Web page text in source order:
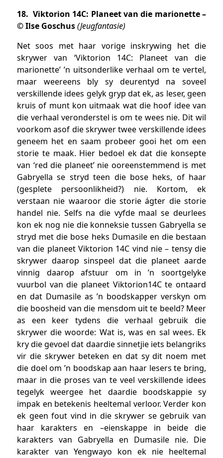
18. Viktorion 14C: Planeet van die marionette –
© Ilse Goschus(Jeugfantasie)
Net soos met haar vorige inskrywing het die
skrywer van ‘Viktorion 14C: Planeet van die
marionette’ ’n uitsonderlike verhaal om te vertel,
maar weereens bly sy deurentyd na soveel
verskillende idees gelyk gryp dat ek, as leser, geen
kruis of munt kon uitmaak wat die hoof idee van
die verhaal veronderstel is om te wees nie. Dit wil
voorkom asof die skrywer twee verskillende idees
geneem het en saam probeer gooi het om een
storie te maak. Hier bedoel ek dat die konsepte
van ‘red die planeet’ nie ooreenstemmend is met
Gabryella se stryd teen die bose heks, of haar
(gesplete persoonlikheid?) nie. Kortom, ek
verstaan nie waaroor die storie ágter die storie
handel nie. Selfs na die vyfde maal se deurlees
kon ek nog nie die konneksie tussen Gabryella se
stryd met die bose heks Dumasile en die bestaan
van die planeet Viktorion 14C vind nie – tensy die
skrywer daarop sinspeel dat die planeet aarde
vinnig daarop afstuur om in ’n soortgelyke
vuurbol van die planeet Viktorion14C te ontaard
en dat Dumasile as ’n boodskapper verskyn om
die boosheid van die mensdom uit te beeld? Meer
as een keer tydens die verhaal gebruik die
skrywer die woorde: Wat is, was en sal wees. Ek
kry die gevoel dat daardie sinnetjie iets belangriks
vir die skrywer beteken en dat sy dit noem met
die doel om ’n boodskap aan haar lesers te bring,
maar in die proses van te veel verskillende idees
tegelyk weergee het daardie boodskappie sy
impak en betekenis heeltemal verloor. Verder kon
ek geen fout vind in die skrywer se gebruik van
haar karakters en –eienskappe in beide die
karakters van Gabryella en Dumasile nie. Die
karakter van Yengwayo kon ek nie heeltemal